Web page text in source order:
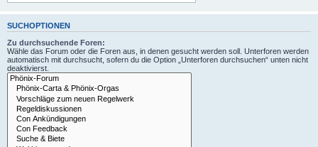
SUCHOPTIONEN
Zu durchsuchende Foren:
Wähle das Forum oder die Foren aus, in denen gesucht werden soll. Unterforen werden
automatisch mit durchsucht, sofern du die Option „Unterforen durchsuchen“ unten nicht
deaktivierst.